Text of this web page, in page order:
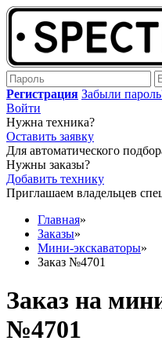
Регистрация Забыли
Войти
Нужна техника?
Оставить заявку
Для автоматического
Нужны заказы?
Добавить технику
Приглашаем владельцев
Главная»
Заказы»
Мини-экскаваторы»
Заказ №4701
Заказ на
№4701